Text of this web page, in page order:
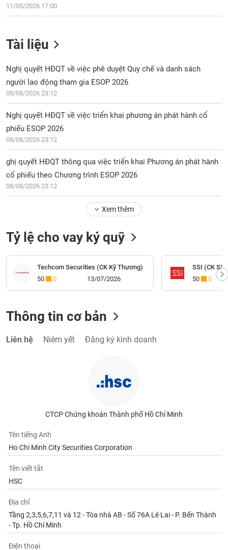
11/05/2026 17:00
Tài liệu
Nghị quyết HĐQT về việc phê duyệt Quy chế và danh sách
người lao động tham gia ESOP 2026
08/08/2026 23:12
Nghị quyết HĐQT về việc triển khai phương án phát hành cổ
phiếu ESOP 2026
08/08/2026 23:12
ghị quyết HĐQT thông qua việc triển khai Phương án phát hành
cổ phiếu theo Chương trình ESOP 2026
08/08/2026 23:12
Xem thêm
Tỷ lệ cho vay ký quỹ
Techcom Securities (CK Kỹ Thương)
50
0 13/07/2026
SSI (CK
50
0
Thông tin cơ bản
Liên hệ Niêm yết Đăng ký kinh doanh
CTCP Chứng khoán Thành phố Hồ Chí Minh
Tên tiếng Anh
Ho Chi Minh City Securities Corporation
Tên viết tắt
HSC
Địa chỉ
Tầng 2,3,5,6,7,11 và 12 - Tòa nhà AB - Số 76A Lê Lai - P. Bến Thành
- Tp. Hồ Chí Minh
Điện thoại